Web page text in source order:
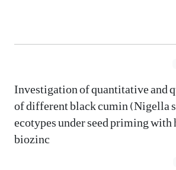
Investigation of quantitative and
of different black cumin (Nigella
ecotypes under seed priming
biozinc